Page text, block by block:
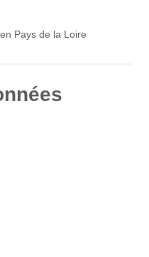
Pays de la Loire